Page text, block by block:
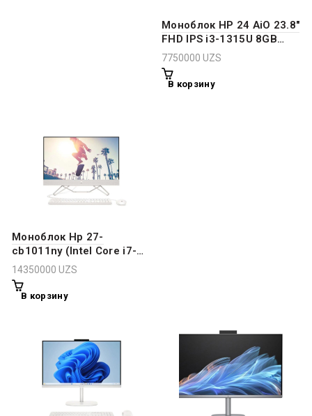
Моноблок HP 24 AiO 23.8″
FHD IPS i3-1315U 8GB
512GB Shell White
7750000 UZS
В корзину
Моноблок Hp 27-
cb1011ny (Intel Core i7-
1255U/ DDR4 8Gb/ SSD
512Gb/ 27″ FHD IPS/ Intel
Iris Xe Graphics/ NoOS/
14350000 UZS
В корзину